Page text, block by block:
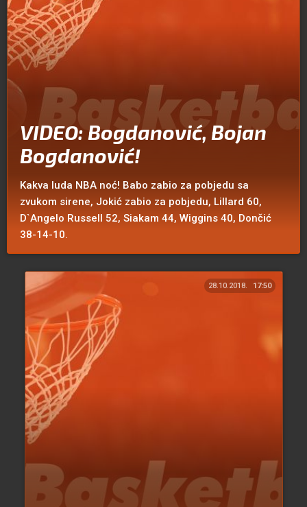
VIDEO: Bogdanović, Bojan
Bogdanović!
Kakva luda NBA noć! Babo zabio za pobjedu sa
zvukom sirene, Jokić zabio za pobjedu, Lillard 60,
D`Angelo Russell 52, Siakam 44, Wiggins 40, Dončić
38-14-10.
28.10.2018. 17:50